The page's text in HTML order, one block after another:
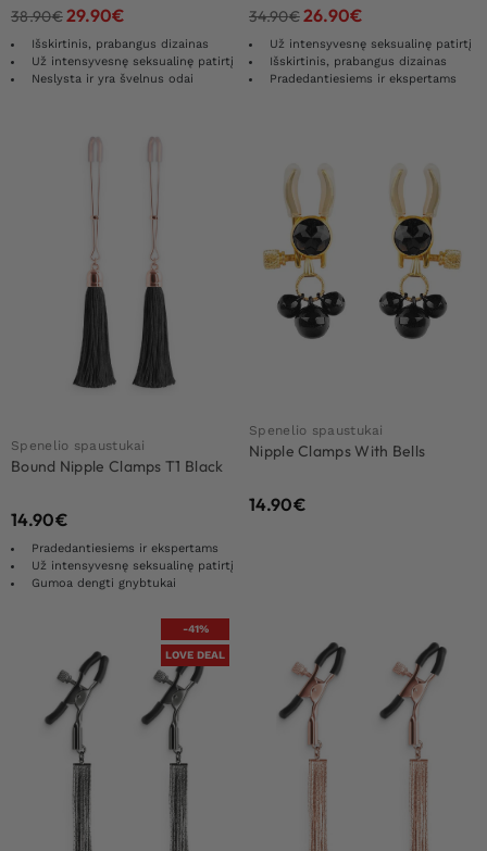
38.90€29.90€
Išskirtinis, prabangus dizainas
Už intensyvesnę seksualinę patirtį
Neslysta ir yra švelnus odai
34.90€26.90€
Už intensyvesnę seksualinę patirtį
Išskirtinis, prabangus dizainas
Pradedantiesiems ir ekspertams
Spenelio spaustukai
Bound Nipple Clamps T1 Black
14.90€
Pradedantiesiems ir ekspertams
Už intensyvesnę seksualinę patirtį
Gumoa dengti gnybtukai
Spenelio spaustukai
Nipple Clamps With Bells
14.90€
-41%
LOVE DEAL